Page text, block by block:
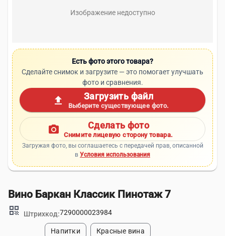
Изображение недоступно
Есть фото этого товара?
Сделайте снимок и загрузите — это помогает улучшать
фото и сравнения.
upload Загрузить файл
Выберите существующее фото.
photo_camera Сделать фото
Снимите лицевую сторону товара.
Загружая фото, вы соглашаетесь с передачей прав, описанной
в Условия использования
Вино Баркан Классик Пинотаж 7
qr_code
Штрихкод:7290000023984
Напитки Красные вина